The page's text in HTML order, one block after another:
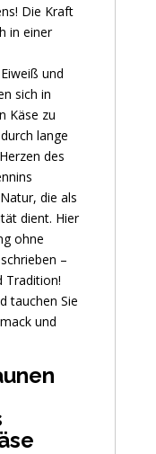
Die Kraft
in einer
und
sich in
Käse zu
lange
des
die als
dient. Hier
ohne
–
Tradition!
tauchen Sie
und